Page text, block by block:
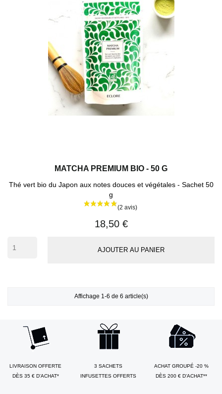
MATCHA PREMIUM BIO - 50 G
Thé vert bio du Japon aux notes douces et végétales - Sachet 50
g
18,50 €
AJOUTER AU PANIER
Affichage 1-6 de 6 article(s)
LIVRAISON OFFERTE
DÈS 35 € D'ACHAT*
3 SACHETS
INFUSETTES OFFERTS
ACHAT GROUPÉ -20 %
DÈS 200 € D'ACHAT**